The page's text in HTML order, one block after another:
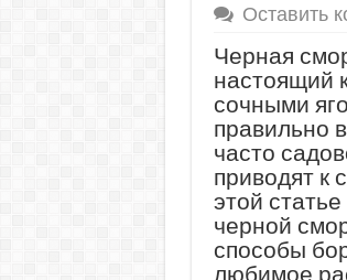
Оставить
Черная
настоящий
сочными
правильно
часто
приводят к
этой
черной
способы
любимое